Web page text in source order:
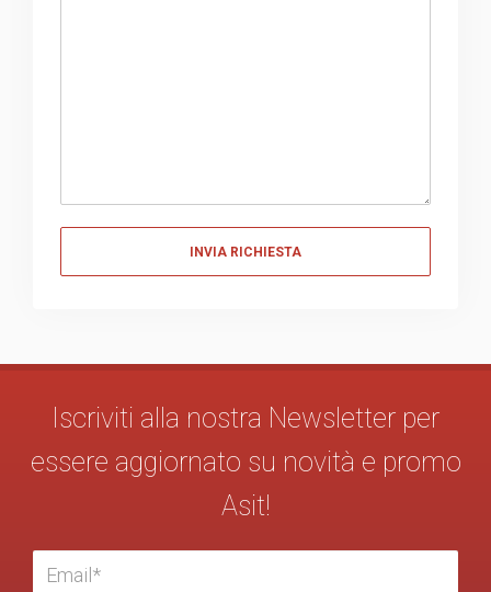
Iscriviti alla nostra Newsletter per
essere aggiornato su novità e promo
Asit!